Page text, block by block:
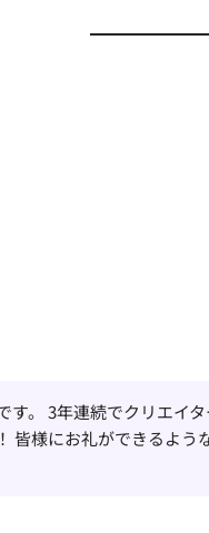
す。 3年連続でクリエイ
皆様にお礼ができるよ